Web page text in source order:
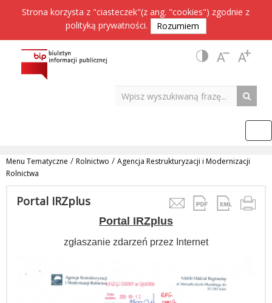
Strona korzysta z "ciasteczek"(z ang. "cookies") zgodnie z
polityką prywatności. Rozumiem
Menu Tematyczne / Rolnictwo / Agencja Restrukturyzacji i Modernizacji
Rolnictwa
Portal IRZplus
Portal IRZplus
zgłaszanie zdarzeń przez Internet